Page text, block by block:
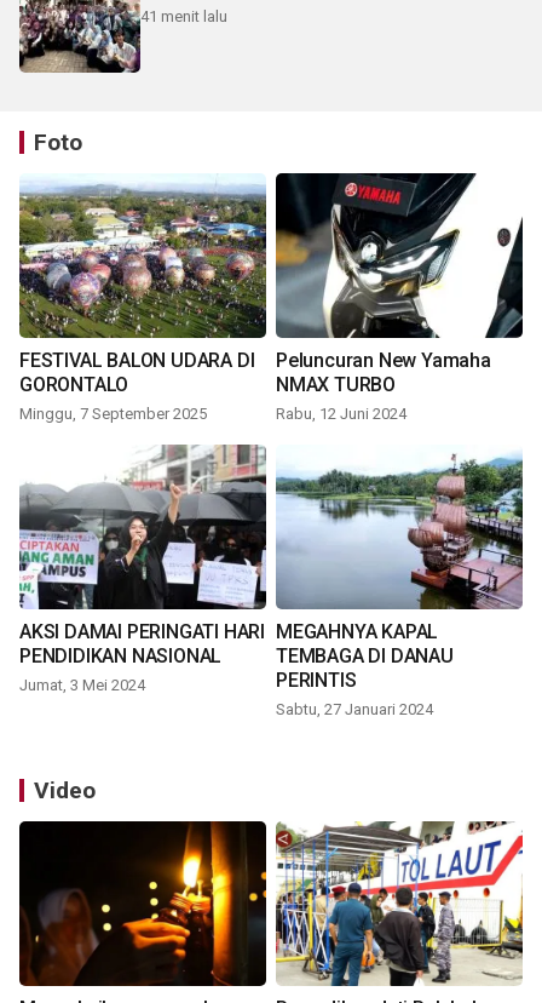
41 menit lalu
Foto
FESTIVAL BALON UDARA DI
GORONTALO
Minggu, 7 September 2025
Peluncuran New Yamaha
NMAX TURBO
Rabu, 12 Juni 2024
AKSI DAMAI PERINGATI HARI
PENDIDIKAN NASIONAL
Jumat, 3 Mei 2024
MEGAHNYA KAPAL
TEMBAGA DI DANAU
PERINTIS
Sabtu, 27 Januari 2024
Video